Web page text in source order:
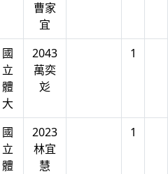
曹家
宜
國
立
體
大
2043
萬奕
彣
1
國
立
體
2023
林宜
慧
1